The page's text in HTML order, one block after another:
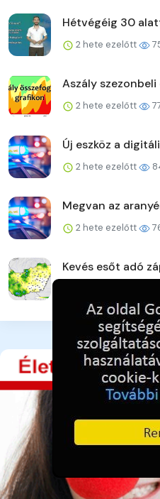
Hétvégéig 30
2 hete ezelőtt
Aszály
2 hete ezelőtt
Új eszköz a
2 hete ezelőtt
Megvan az
2 hete ezelőtt
Kevés esőt adó